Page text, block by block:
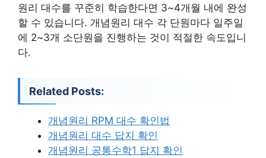
원리 대수를 꾸준히 학습한다면 3~4개월 내에 완성
할 수 있습니다. 개념원리 대수 각 단원마다 일주일
에 2~3개 소단원을 진행하는 것이 적절한 속도입니
다.
Related Posts:
개념원리 RPM 대수 확인법
개념원리 대수 답지 확인
개념원리 공통수학1 답지 확인